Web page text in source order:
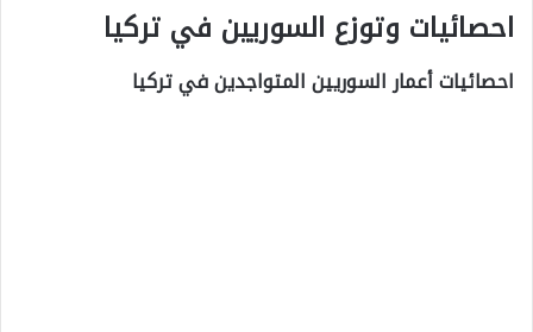
احصائيات وتوزع السوريين في تركيا
احصائيات أعمار السوريين المتواجدين في تركيا